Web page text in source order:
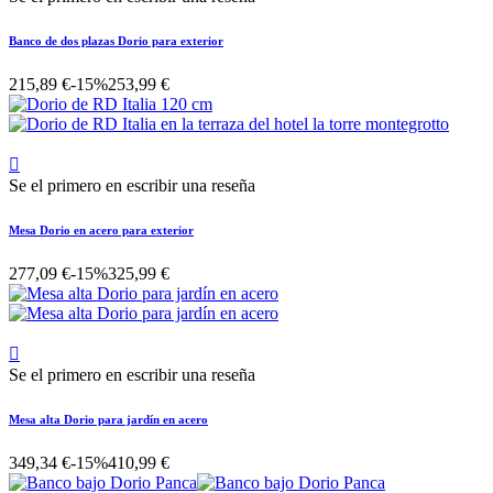
Banco de dos plazas Dorio para exterior
215,89 €-15%253,99 €

Se el primero en escribir una reseña
Mesa Dorio en acero para exterior
277,09 €-15%325,99 €

Se el primero en escribir una reseña
Mesa alta Dorio para jardín en acero
349,34 €-15%410,99 €